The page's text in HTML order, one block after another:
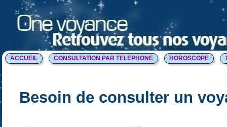
ACCUEIL CONSULTATION PAR TELEPHONE HOROSCOPE
Besoin de consulter un